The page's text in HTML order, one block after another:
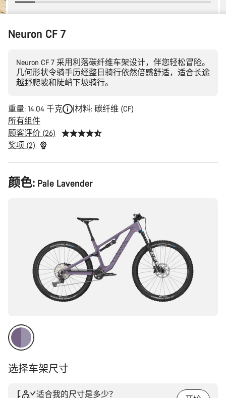
Neuron CF 7
Neuron CF 7 采用利落碳纤维车架设计，伴您轻松冒险。
几何形状令骑手历经整日骑行依然倍感舒适，适合长途
越野爬坡和陡峭下坡骑行。
重量: 14.04 千克
材料: 碳纤维 (CF)
所有组件
顾客评价 (26)
奖项 (2)
产
品
颜色: Pale Lavender
选择车架尺寸
适合我的尺寸是多少？